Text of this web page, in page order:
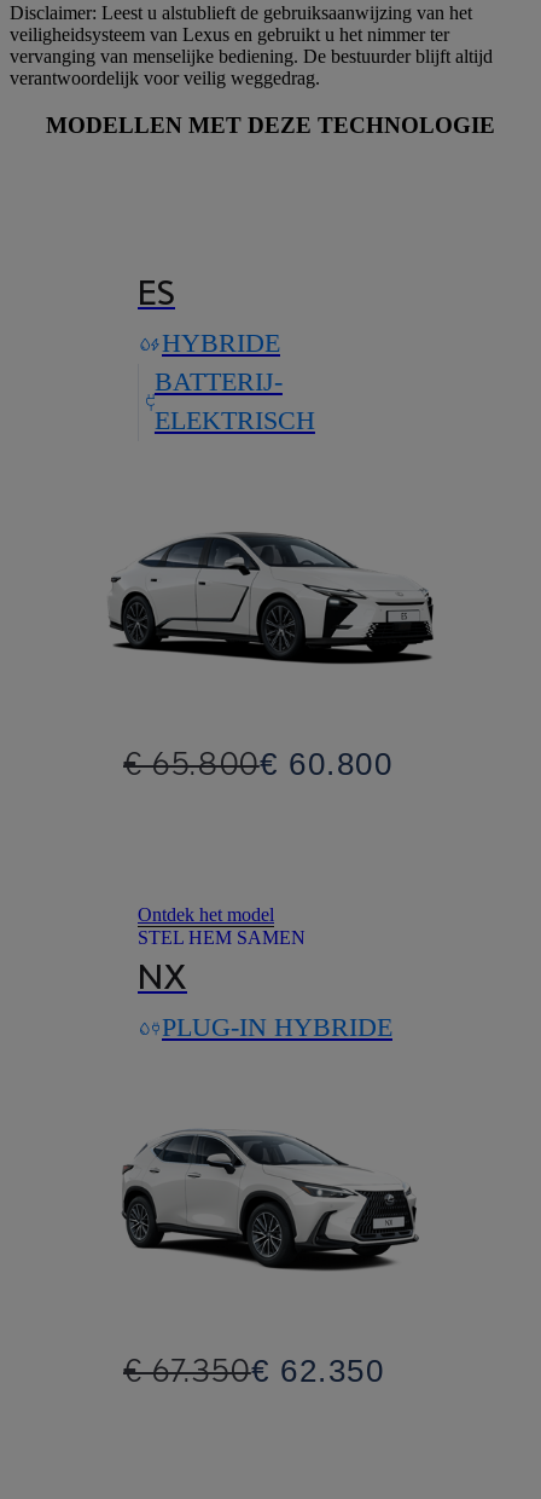
Disclaimer: Leest u alstublieft de gebruiksaanwijzing van het
veiligheidsysteem van Lexus en gebruikt u het nimmer ter
vervanging van menselijke bediening. De bestuurder blijft altijd
verantwoordelijk voor veilig weggedrag.
MODELLEN MET DEZE TECHNOLOGIE
ES
HYBRIDE
BATTERIJ-
ELEKTRISCH
€ 65.800€ 60.800
Ontdek het model
STEL HEM SAMEN
NX
PLUG-IN HYBRIDE
€ 67.350€ 62.350